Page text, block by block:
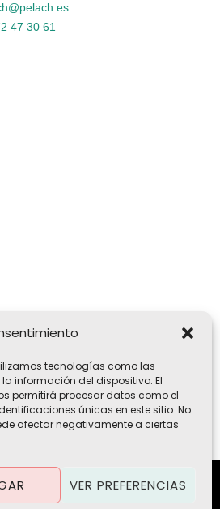
tecnologías como las
información del dispositivo. El
permitirá procesar datos como el
únicas en este sitio. No
afectar negativamente a ciertas
VER PREFERENCIAS
47 30 61
de Cookies·Aviso Legal
·Trabaja con Nosotros